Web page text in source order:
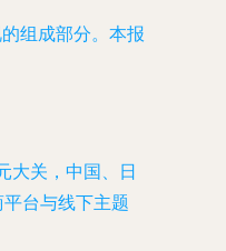
组成部分。本报
大关，中国、日
台与线下主题